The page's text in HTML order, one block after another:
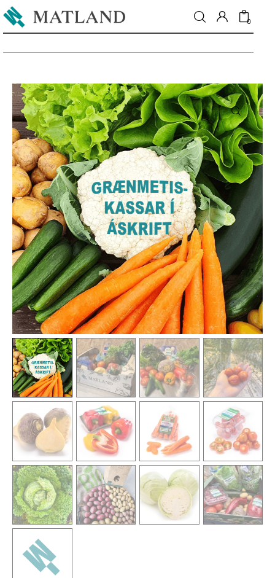
0
Fréttir
Matur & drykkur
Menning
Fólkið
Umhverfi
Skoðun
Matarmarkaður
Styrkja
Hafa samband